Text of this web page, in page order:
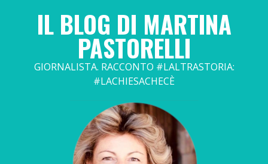
IL BLOG DI MARTINA
PASTORELLI
GIORNALISTA. RACCONTO #LALTRASTORIA:
#LACHIESACHECÈ